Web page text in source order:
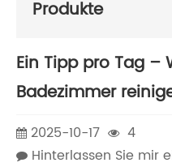
Produkte
Ein Tipp pro Tag –
Badezimmer
2025-10-17
4
Hinterlassen Sie mir